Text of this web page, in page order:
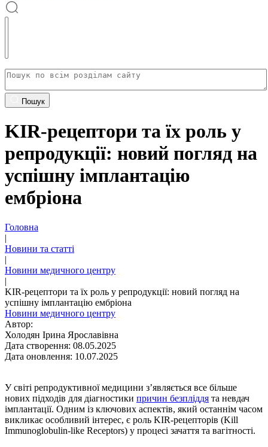
Пошук
KIR-рецептори та їх роль у
репродукції: новий погляд на
успішну імплантацію
ембріона
Головна
|
Новини та статті
|
Новини медичного центру
|
KIR-рецептори та їх роль у репродукції: новий погляд на
успішну імплантацію ембріона
Новини медичного центру
Автор:
Холодян Ірина Ярославівна
Дата створення: 08.05.2025
Дата оновлення: 10.07.2025
У світі репродуктивної медицини з’являється все більше
нових підходів для діагностики причин безпліддя та невдач
імплантації. Одним із ключових аспектів, який останнім часом
викликає особливий інтерес, є роль KIR-рецепторів (Kill
Immunoglobulin-like Receptors) у процесі зачаття та вагітності.